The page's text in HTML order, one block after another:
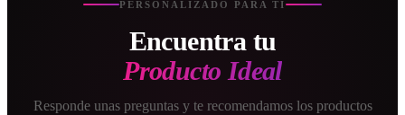
PERSONALIZADO PARA TI
Encuentra tu
Producto Ideal
Responde unas preguntas y te recomendamos los productos